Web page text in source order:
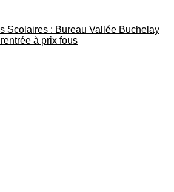
Scolaires : Bureau Vallée Buchelay
à prix fous